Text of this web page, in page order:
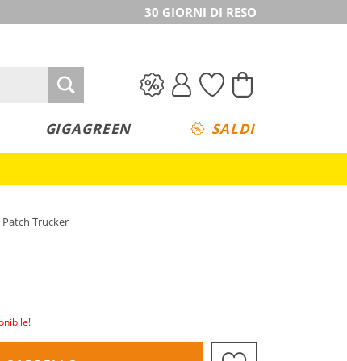
30 GIORNI DI RESO
GIGAGREEN SALDI
Trucker